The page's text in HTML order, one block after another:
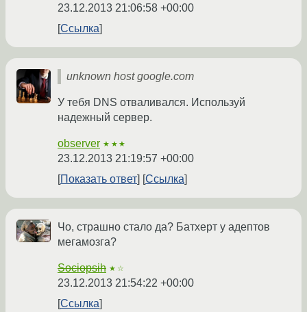
23.12.2013 21:06:58 +00:00
Ссылка
unknown host google.com
У тебя DNS отваливался. Используй
надежный сервер.
observer ★★★
23.12.2013 21:19:57 +00:00
Показать ответ
Ссылка
Чо, страшно стало да? Батхерт у адептов
мегамозга?
Sociopsih ★☆
23.12.2013 21:54:22 +00:00
Ссылка